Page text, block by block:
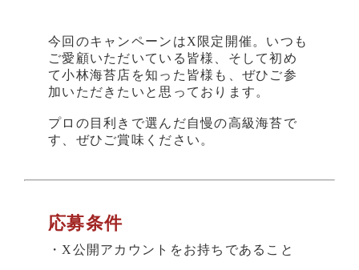
今回のキャンペーンはX限定開催。いつも
ご愛顧いただいている皆様、そして初め
て小林海苔店を知った皆様も、ぜひご参
加いただきたいと思っております。
プロの目利きで選んだ自慢の高級海苔で
す、ぜひご賞味ください。
応募条件
・X公開アカウントをお持ちであること